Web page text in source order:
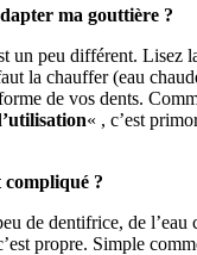
ma gouttière ?
un peu différent. Lisez
la chauffer (eau
de vos dents.
« , c’est
compliqué ?
de dentifrice, de l’eau
propre. Simple